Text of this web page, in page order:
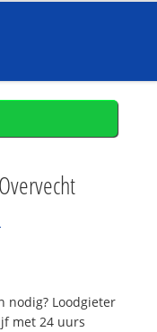
nodig? Loodgieter
met 24 uurs